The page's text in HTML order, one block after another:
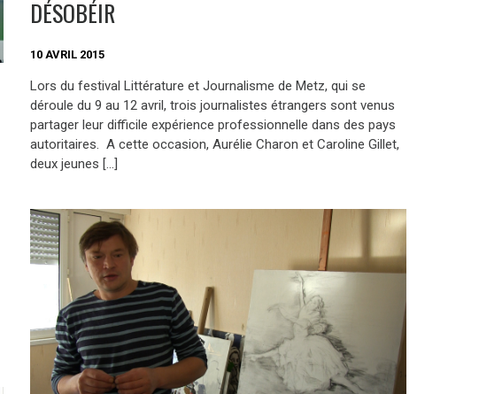
DÉSOBÉIR
10 AVRIL 2015
Lors du festival Littérature et Journalisme de Metz, qui se
déroule du 9 au 12 avril, trois journalistes étrangers sont venus
partager leur difficile expérience professionnelle dans des pays
autoritaires. A cette occasion, Aurélie Charon et Caroline Gillet,
deux jeunes […]